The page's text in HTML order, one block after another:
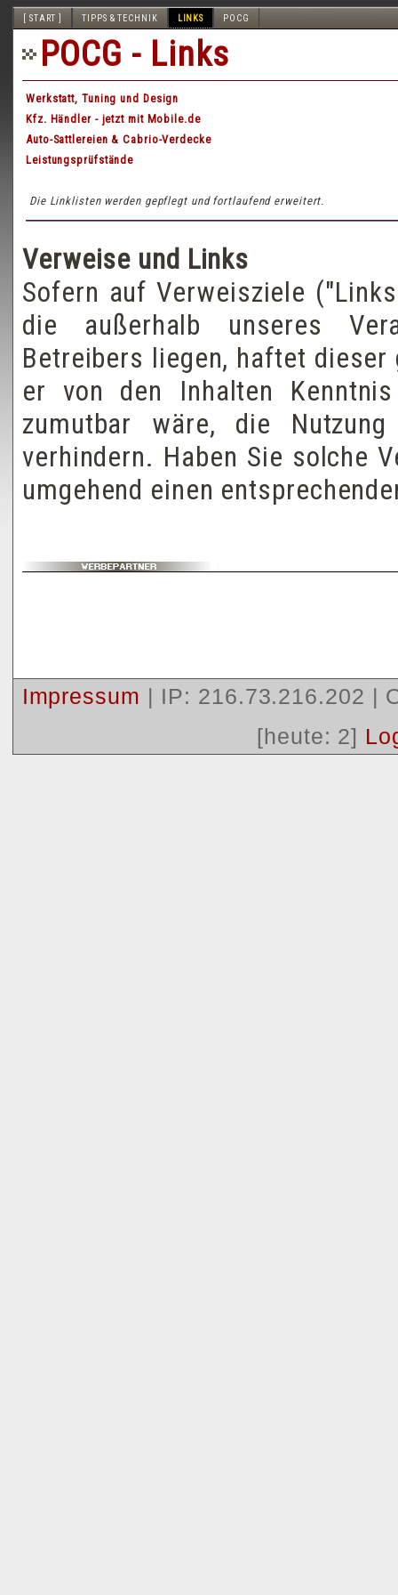
[ START ] TIPPS & TECHNIK LINKS POCG
POCG - Links
Werkstatt, Tuning und Design
Kfz. Händler - jetzt mit Mobile.de
Auto-Sattlereien & Cabrio-Verdecke
Leistungsprüfstände
Die Linklisten werden gepflegt und fortlaufend erweitert.
Verweise und Links
Sofern auf Verweisziele
die außerhalb unseres
Betreibers liegen, haftet dieser
er von den Inhalten
zumutbar wäre, die
verhindern. Haben Sie solche
umgehend einen
Impressum | IP: 216.73.216.202 |
[heute: 2]